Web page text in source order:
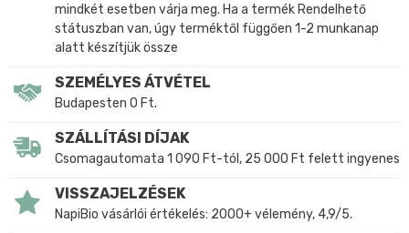
mindkét esetben várja meg. Ha a termék Rendelhető
státuszban van, úgy terméktől függően 1-2 munkanap
alatt készítjük össze
SZEMÉLYES ÁTVÉTEL
Budapesten 0 Ft.
SZÁLLÍTÁSI DÍJAK
Csomagautomata 1 090 Ft-tól, 25 000 Ft felett ingyenes
VISSZAJELZÉSEK
NapiBio vásárlói értékelés: 2000+ vélemény, 4,9/5.